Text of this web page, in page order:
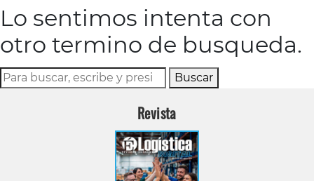
Lo sentimos intenta con
otro termino de busqueda.
Buscar
Revista